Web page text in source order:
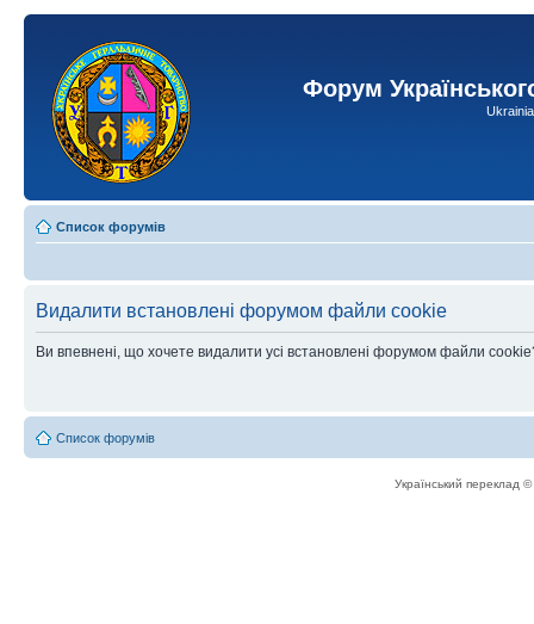
Форум
Список форумів
Видалити встановлені форумом файли cookie
Ви впевнені, що хочете видалити усі встановлені форумом файли
Список форумів
Український переклад